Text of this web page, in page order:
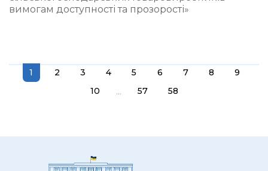
вимогам доступності та прозорості»
1 2 3 4 5 6 7 8
9
10
... 57 58